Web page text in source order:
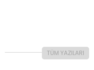
TÜM YAZILARI